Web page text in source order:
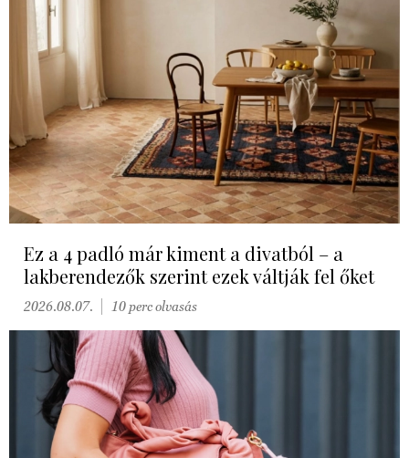
Ez a 4 padló már kiment a divatból – a
lakberendezők szerint ezek váltják fel őket
2026.08.07. 10 perc olvasás